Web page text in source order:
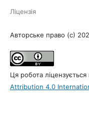
Ліцензія
Авторське право (c)
Ця робота ліцензується
Attribution 4.0